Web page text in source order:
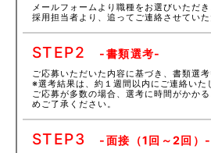
メールフォームより職種をお選びいただ
採用担当者より、追ってご連絡させていた
STEP2 -書類選考-
ご応募いただいた内容に基づき、書類選考
※選考結果は、約１週間以内にご連絡いた
ご応募が多数の場合、選考に時間がかか
めご了承ください。
STEP3 -面接（1回～2回）-